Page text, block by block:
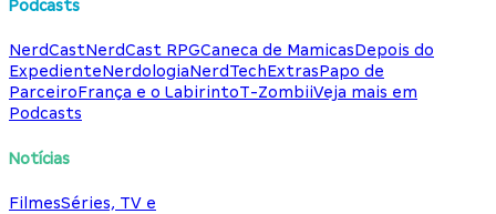
Podcasts
NerdCastNerdCast RPGCaneca de MamicasDepois do
ExpedienteNerdologiaNerdTechExtrasPapo de
ParceiroFrança e o LabirintoT-ZombiiVeja mais em
Podcasts
Notícias
FilmesSéries, TV e